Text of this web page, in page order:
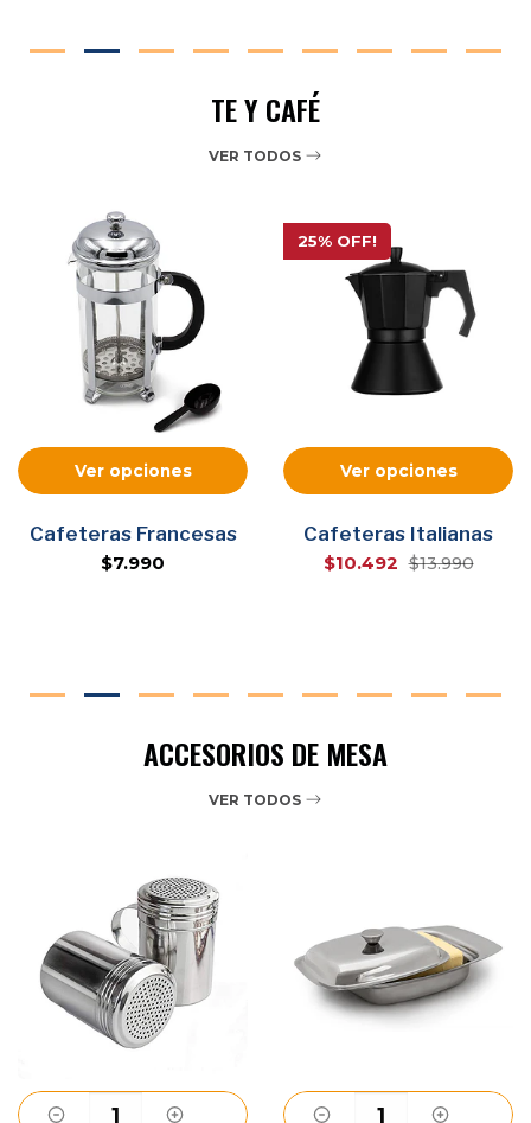
TE Y CAFÉ
VER TODOS
Ver opciones
Cafeteras Francesas
$7.990
Ver opciones
25% OFF!
Cafeteras Italianas
$10.492 $13.990
ACCESORIOS DE MESA
VER TODOS